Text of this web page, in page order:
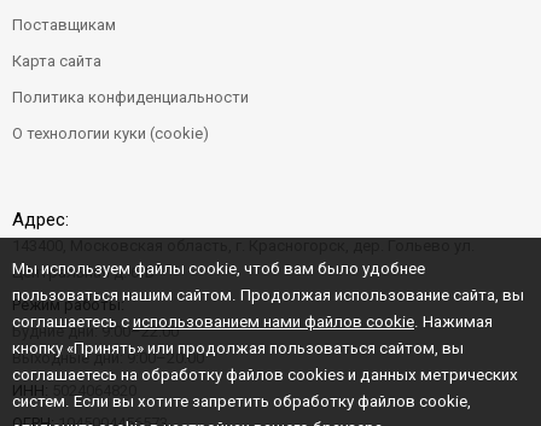
Поставщикам
Карта сайта
Политика конфиденциальности
О технологии куки (cookie)
Адрес:
Центральная д. 6"Б"
Режим работы:
Будние дни: 9:00–22:00
Выходные дни: 9:00–20:00
ИНН:
Мы используем файлы cookie, чтоб вам было удобнее
пользоваться нашим сайтом. Продолжая использование сайта, вы
соглашаетесь с использованием нами файлов cookie . Нажимая
кнопку «Принять» или продолжая пользоваться сайтом, вы
соглашаетесь на обработку файлов cookies и данных метрических
систем. Если вы хотите запретить обработку файлов cookie,